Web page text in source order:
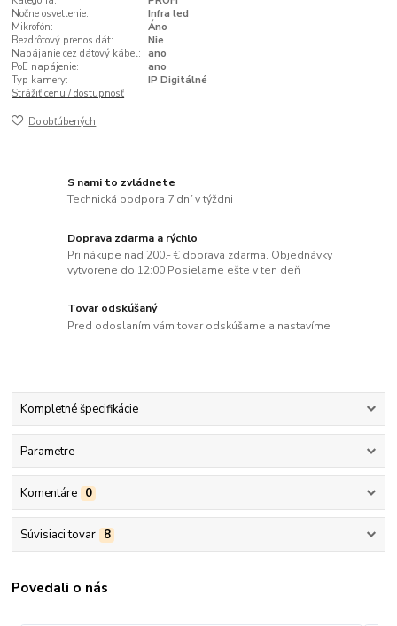
Nočne osvetlenie:
Infra led
Mikrofón:
Áno
Bezdrôtový prenos dát:
Nie
Napájanie cez dátový kábel:
ano
PoE napájenie:
ano
Typ kamery:
IP Digitálné
Strážiť cenu / dostupnosť
Do obľúbených
S nami to zvládnete
Technická podpora 7 dní v týždni
Doprava zdarma a rýchlo
Pri nákupe nad 200.- € doprava zdarma. Objednávky
vytvorene do 12:00 Posielame ešte v ten deň
Tovar odskúšaný
Pred odoslaním vám tovar odskúšame a nastavíme
Kompletné špecifikácie
Parametre
Komentáre 0
Súvisiaci tovar 8
Povedali o nás